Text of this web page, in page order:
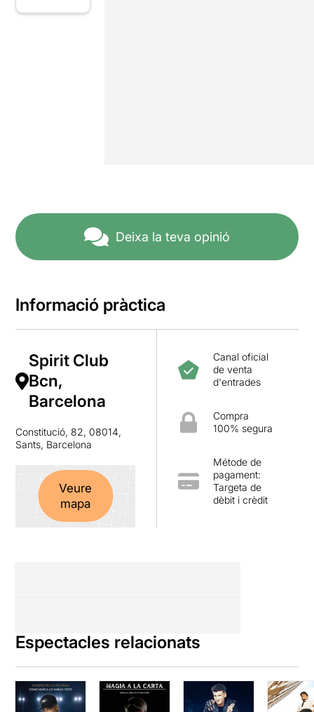
Deixa la teva opinió
Informació pràctica
Spirit Club
Bcn,
Barcelona
Constitució, 82, 08014,
Sants, Barcelona
Veure
mapa
Canal oficial
de venta
d'entrades
Compra
100% segura
Métode de
pagament:
Targeta de
dèbit i crèdit
Espectacles relacionats